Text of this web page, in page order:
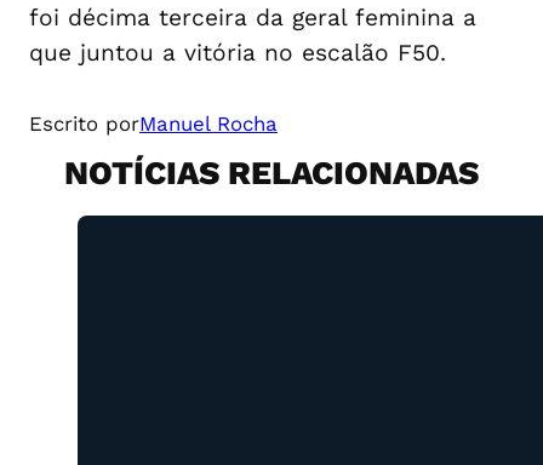
foi décima terceira da geral feminina a
que juntou a vitória no escalão F50.
Escrito porManuel Rocha
NOTÍCIAS RELACIONADAS